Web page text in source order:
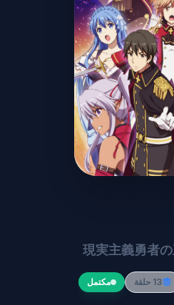
Genjitsu
現実主義勇者
13 حلقة مكتمل